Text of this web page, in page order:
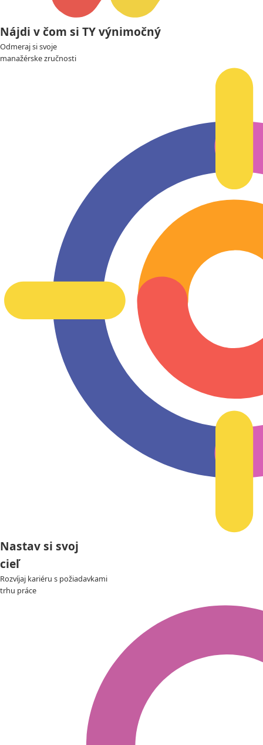
Nájdi v čom si TY výnimočný
Odmeraj si svoje
manažérske zručnosti
Nastav si svoj
cieľ
Rozvíjaj kariéru s požiadavkami
trhu práce